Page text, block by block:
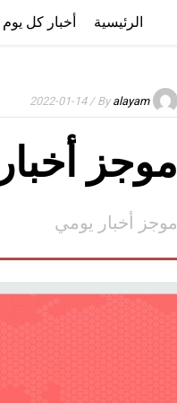
الرئيسية أخبار كل يوم
By alayam
/ 2022-01-14
موجز
موجز أخبار يومي